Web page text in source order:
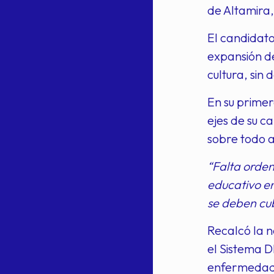
de
El
expansión
cultura, sin
En su
ejes de su
sobre todo
“Falta
educativo
se deben
Recalcó la
el Sistema